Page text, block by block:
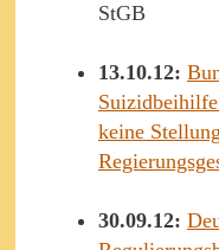
StGB
13.10.12:
keine
30.09.12: